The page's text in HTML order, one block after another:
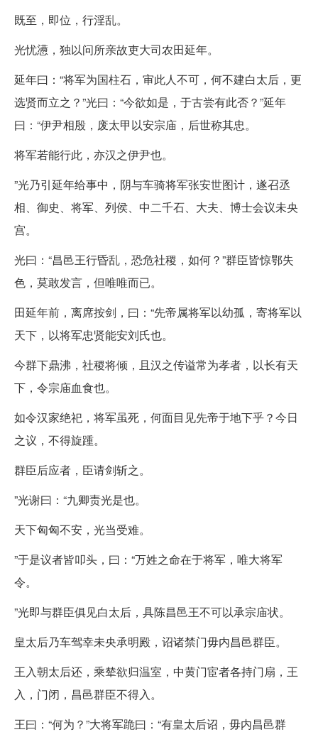
既至，即位，行淫乱。
光忧懑，独以问所亲故吏大司农田延年。
延年曰：“将军为国柱石，审此人不可，何不建白太后，更
选贤而立之？”光曰：“今欲如是，于古尝有此否？”延年
曰：“伊尹相殷，废太甲以安宗庙，后世称其忠。
将军若能行此，亦汉之伊尹也。
”光乃引延年给事中，阴与车骑将军张安世图计，遂召丞
相、御史、将军、列侯、中二千石、大夫、博士会议未央
宫。
光曰：“昌邑王行昏乱，恐危社稷，如何？”群臣皆惊鄂失
色，莫敢发言，但唯唯而已。
田延年前，离席按剑，曰：“先帝属将军以幼孤，寄将军以
天下，以将军忠贤能安刘氏也。
今群下鼎沸，社稷将倾，且汉之传谥常为孝者，以长有天
下，令宗庙血食也。
如令汉家绝祀，将军虽死，何面目见先帝于地下乎？今日
之议，不得旋踵。
群臣后应者，臣请剑斩之。
”光谢曰：“九卿责光是也。
天下匈匈不安，光当受难。
”于是议者皆叩头，曰：“万姓之命在于将军，唯大将军
令。
”光即与群臣俱见白太后，具陈昌邑王不可以承宗庙状。
皇太后乃车驾幸未央承明殿，诏诸禁门毋内昌邑群臣。
王入朝太后还，乘辇欲归温室，中黄门宦者各持门扇，王
入，门闭，昌邑群臣不得入。
王曰：“何为？”大将军跪曰：“有皇太后诏，毋内昌邑群